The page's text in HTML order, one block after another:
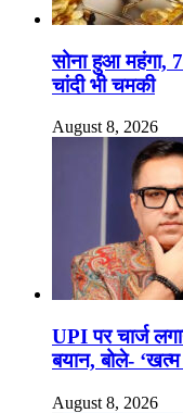
सोना हुआ महंगा,
चांदी भी चमकी
August 8, 2026
UPI पर चार्ज
बयान, बोले- ‘खत्म
August 8, 2026